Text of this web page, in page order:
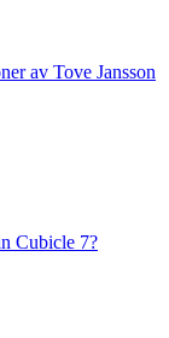
av Tove Jansson
Cubicle 7?